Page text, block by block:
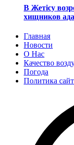
В Жетісу
хищников
Главная
Новости
О Нас
Качество
Погода
Политика